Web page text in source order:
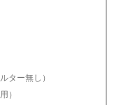
ター無し）
）